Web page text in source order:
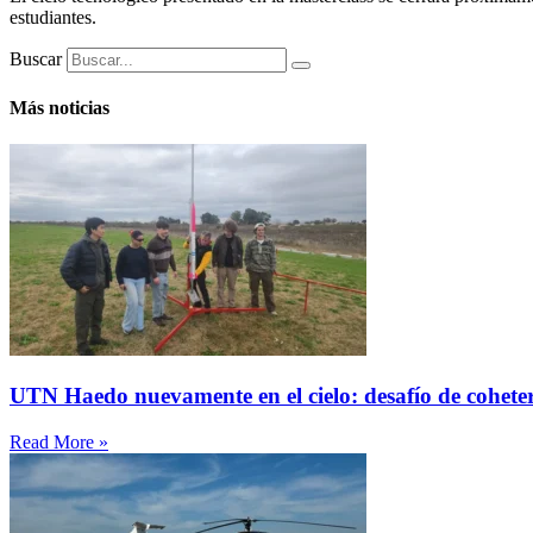
estudiantes.
Buscar
Más noticias
UTN Haedo nuevamente en el cielo: desafío de
Read More »